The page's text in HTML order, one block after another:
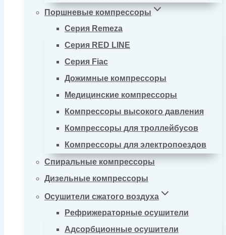
Поршневые компрессоры
Серия Remeza
Серия RED LINE
Серия Fiac
Дожимные компрессоры
Медицинские компрессоры
Компрессоры высокого давления
Компрессоры для троллейбусов
Компрессоры для электропоездов
Спиральные компрессоры
Дизельные компрессоры
Осушители сжатого воздуха
Рефрижераторные осушители
Адсорбционные осушители